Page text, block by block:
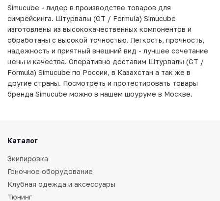
Simucube - лидер в производстве товаров для
симрейсинга. Штурвалы (GT / Formula) Simucube
изготовлены из высококачественных компонентов и
обработаны с высокой точностью. Легкость, прочность,
надежность и приятный внешний вид - лучшее сочетание
цены и качества. Оперативно доставим Штурвалы (GT /
Formula) Simucube по России, в Казахстан а так же в
другие страны. Посмотреть и протестировать товары
бренда Simucube можно в нашем шоуруме в Москве.
Каталог
Экипировка
Гоночное оборудование
Клубная одежда и аксессуары
Тюнинг